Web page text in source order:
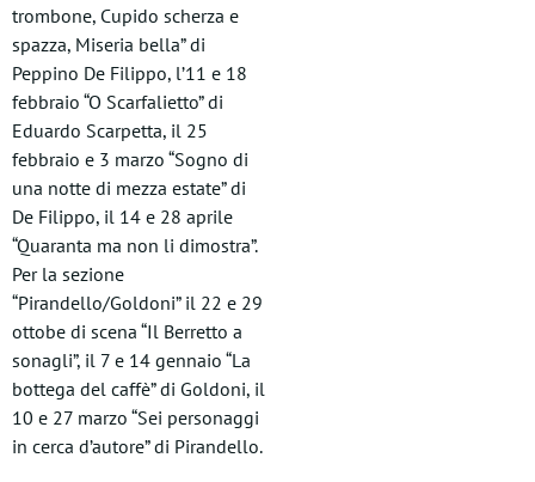
trombone, Cupido scherza e
spazza, Miseria bella” di
Peppino De Filippo, l’11 e 18
febbraio “O Scarfalietto” di
Eduardo Scarpetta, il 25
febbraio e 3 marzo “Sogno di
una notte di mezza estate” di
De Filippo, il 14 e 28 aprile
“Quaranta ma non li dimostra”.
Per la sezione
“Pirandello/Goldoni” il 22 e 29
ottobe di scena “Il Berretto a
sonagli”, il 7 e 14 gennaio “La
bottega del caffè” di Goldoni, il
10 e 27 marzo “Sei personaggi
in cerca d’autore” di Pirandello.